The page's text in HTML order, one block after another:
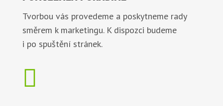
Tvorbou vás provedeme a poskytneme rady
směrem k marketingu. K dispozci budeme
i po spuštění stránek.
